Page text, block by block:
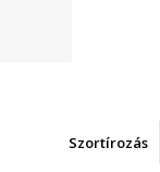
Szortírozás